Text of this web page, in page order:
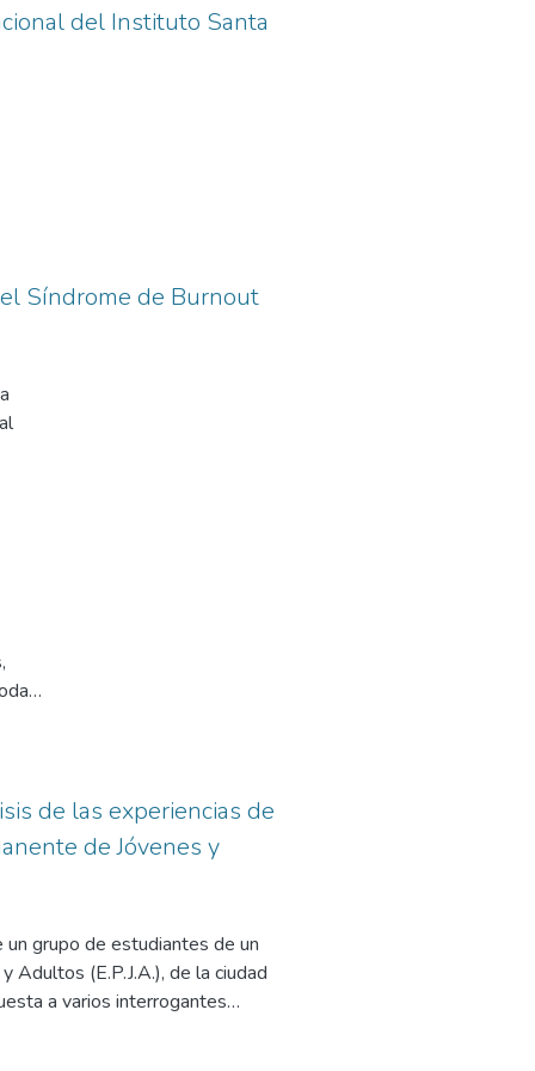
del Instituto Santa
Síndrome de Burnout
a la
el
de las experiencias de
de Jóvenes y
grupo de estudiantes de un
Adultos (E.P.J.A.), de la ciudad
a varios interrogantes
por parte de los estudiantes a